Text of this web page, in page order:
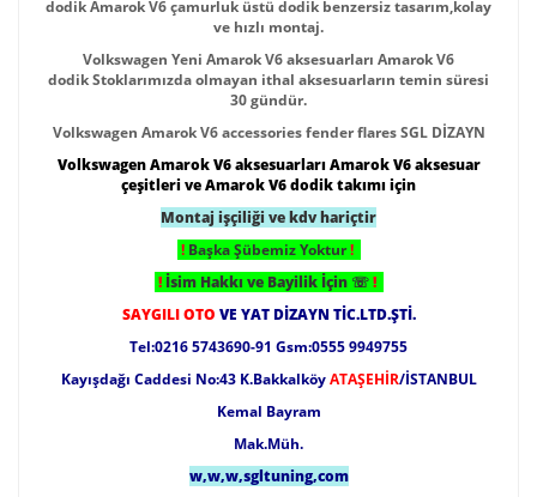
dodikAmarok V6 çamurluk üstü dodik benzersiz tasarım,kolay
ve hızlı montaj.
Volkswagen Yeni Amarok V6 aksesuarları Amarok V6
dodikStoklarımızda olmayan ithal aksesuarların temin süresi
30 gündür.
Volkswagen Amarok V6 accessories fender flares SGL DİZAYN
Volkswagen Amarok V6 aksesuarları Amarok V6 aksesuar
çeşitleri ve Amarok V6 dodik takımı için
Montaj işçiliği ve kdv hariçtir
! Başka Şübemiz Yoktur !
! İsim Hakkı ve Bayilik İçin☏ !
SAYGILI OTO VE YAT DİZAYN TİC.LTD.ŞTİ.
Tel:0216 5743690-91 Gsm:0555 9949755
Kayışdağı Caddesi No:43 K.BakkalköyATAŞEHİR/İSTANBUL
Kemal Bayram
Mak.Müh.
w,w,w,sgltuning,com